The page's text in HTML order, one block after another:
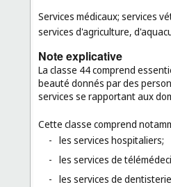
Services médicaux; services
services d'agriculture,
Note explicative
La classe 44 comprend
beauté donnés par des
services se rapportant aux
Cette classe comprend
- les services hospitaliers;
- les services de
- les services de